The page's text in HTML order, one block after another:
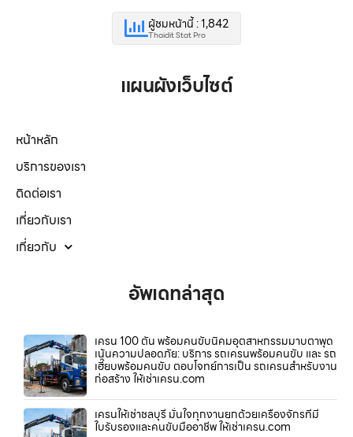
ผู้ชมหน้านี้ : 1,842
Thaidit Stat Pro
แผนผังเว็บไซต์
หน้าหลัก
บริการของเรา
ติดต่อเรา
เกี่ยวกับเรา
เกี่ยวกับ
อัพเดทล่าสุด
เครน 100 ตัน พร้อมคนขับนิคมอุตสาหกรรมมาบตาพุด
เน้นความปลอดภัย: บริการ รถเครนพร้อมคนขับ และ รถ
เฮี๊ยบพร้อมคนขับ ตอบโจทย์การเป็น รถเครนสำหรับงาน
ก่อสร้าง ให้เช่าเครน.com
เครนให้เช่าชลบุรี มั่นใจทุกงานยกด้วยเครื่องจักรที่มี
ใบรับรองและคนขับมืออาชีพ ให้เช่าเครน.com